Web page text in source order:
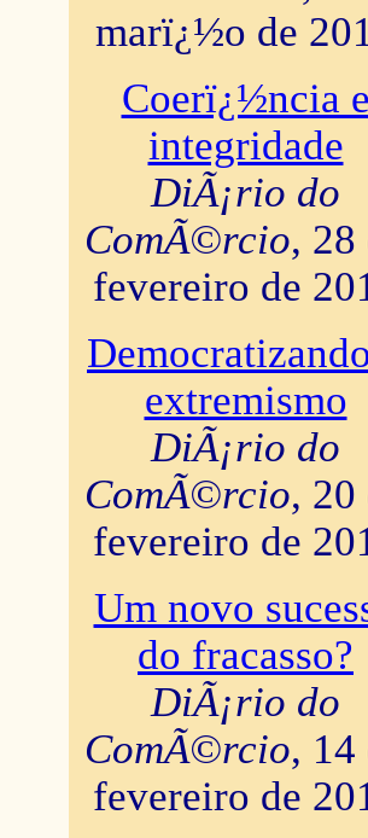
marï¿½o de
Coerï¿½ncia e
integridade
DiÃ¡rio do
ComÃ©rcio, 28
fevereiro de
extremismo
DiÃ¡rio do
ComÃ©rcio, 20
fevereiro de
Um novo
do fracasso?
DiÃ¡rio do
ComÃ©rcio, 14
fevereiro de